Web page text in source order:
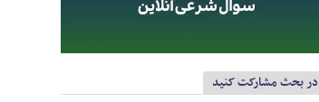
در بحث مشارکت کنید